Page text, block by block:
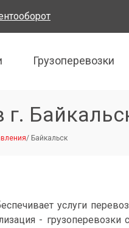
Грузоперевозки
г.
/ Байкальск
услуги
- грузоперевозки